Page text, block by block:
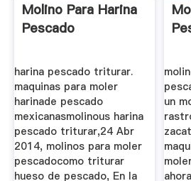
Molino Para Harina
Pescado
harina pescado triturar.
maquinas para moler
harinade pescado
mexicanasmolinous harina
pescado triturar,24 Abr
2014, molinos para moler
pescadocomo triturar
hueso de pescado, En la
un